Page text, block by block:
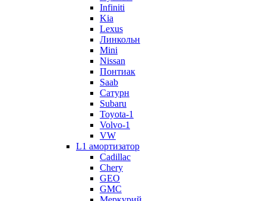
Infiniti
Kia
Lexus
Линкольн
Mini
Nissan
Понтиак
Saab
Сатурн
Subaru
Toyota-1
Volvo-1
VW
L1 амортизатор
Cadillac
Chery
GEO
GMC